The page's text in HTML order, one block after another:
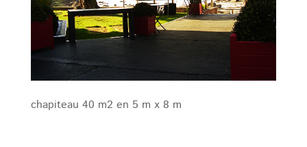
chapiteau 40 m2 en 5 m x 8 m